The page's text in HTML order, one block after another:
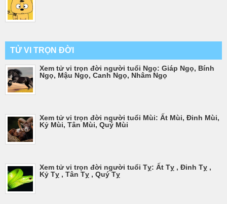
TỬ VI TRỌN ĐỜI
Xem tử vi trọn đời người tuổi Ngọ: Giáp Ngọ, Bính
Ngọ, Mậu Ngọ, Canh Ngọ, Nhâm Ngọ
Xem tử vi trọn đời người tuổi Mùi: Ất Mùi, Đinh Mùi,
Kỷ Mùi, Tân Mùi, Quý Mùi
Xem tử vi trọn đời người tuổi Tỵ: Ất Tỵ , Đinh Tỵ ,
Kỷ Tỵ , Tân Tỵ , Quý Tỵ